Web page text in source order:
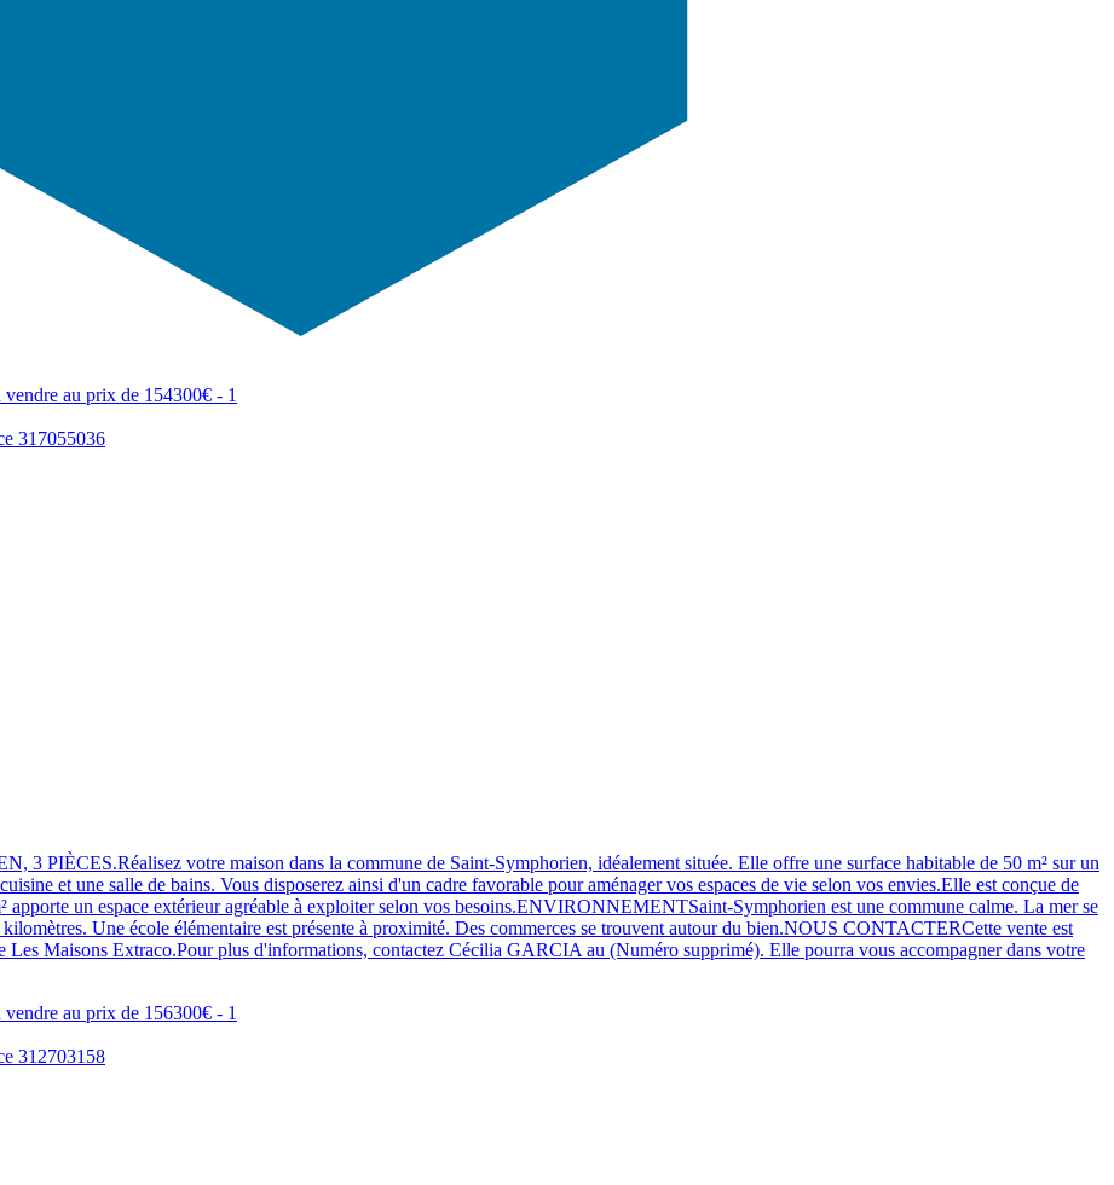
votre maison dans la commune de Saint-Symphorien, idéalement située. Elle offre une surface habitable de 50 m² sur un
et une salle de bains. Vous disposerez ainsi d'un cadre favorable pour aménager vos espaces de vie selon vos envies.Elle est conçue de
apporte un espace extérieur agréable à exploiter selon vos besoins.ENVIRONNEMENTSaint-Symphorien est une commune calme. La mer se
Une école élémentaire est présente à proximité. Des commerces se trouvent autour du bien.NOUS CONTACTERCette vente est
Les Maisons Extraco.Pour plus d'informations, contactez Cécilia GARCIA au (Numéro supprimé). Elle pourra vous accompagner dans votre